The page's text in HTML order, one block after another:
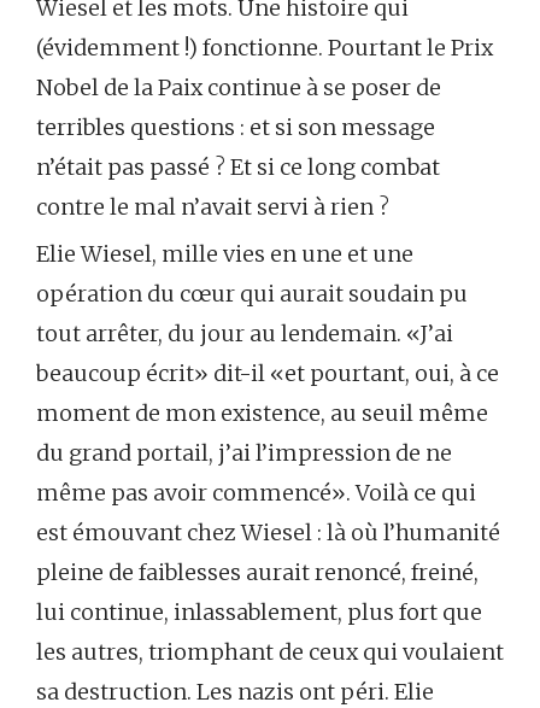
Wiesel et les mots. Une histoire qui
(évidemment !) fonctionne. Pourtant le Prix
Nobel de la Paix continue à se poser de
terribles questions : et si son message
n’était pas passé ? Et si ce long combat
contre le mal n’avait servi à rien ?
Elie Wiesel, mille vies en une et une
opération du cœur qui aurait soudain pu
tout arrêter, du jour au lendemain. «J’ai
beaucoup écrit» dit-il «et pourtant, oui, à ce
moment de mon existence, au seuil même
du grand portail, j’ai l’impression de ne
même pas avoir commencé». Voilà ce qui
est émouvant chez Wiesel : là où l’humanité
pleine de faiblesses aurait renoncé, freiné,
lui continue, inlassablement, plus fort que
les autres, triomphant de ceux qui voulaient
sa destruction. Les nazis ont péri. Elie